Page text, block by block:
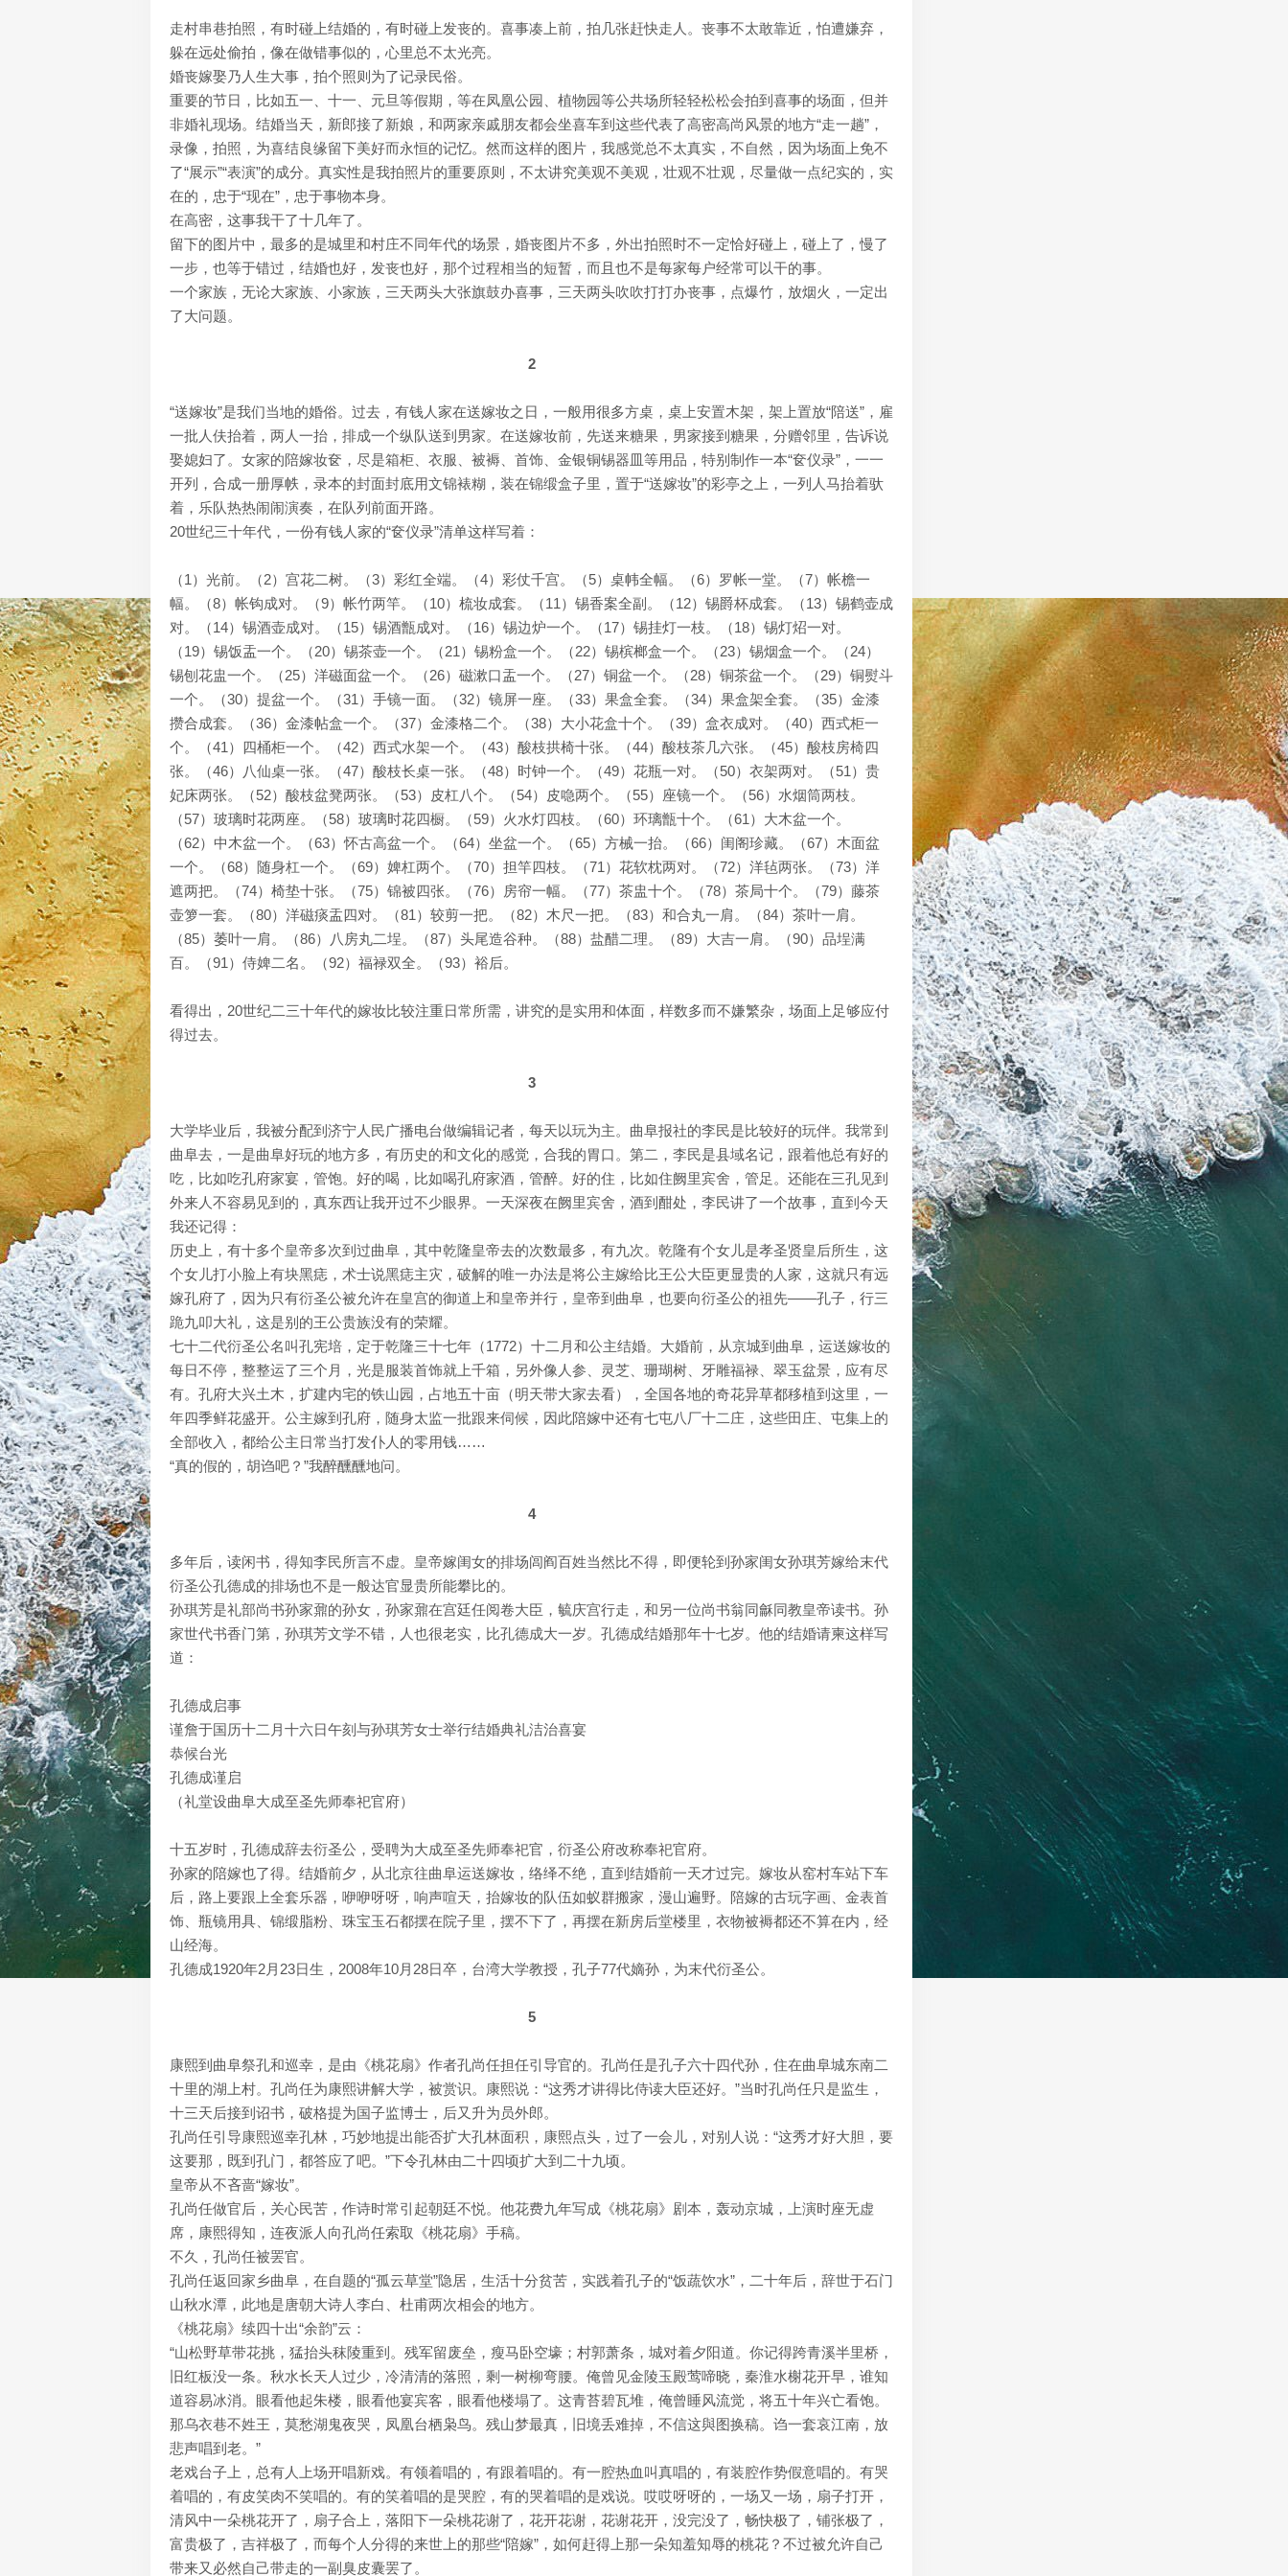
走村串巷拍照，有时碰上结婚的，有时碰上发丧的。喜事凑上前，拍几张赶快走人。丧事不太敢靠近，怕遭嫌弃，
躲在远处偷拍，像在做错事似的，心里总不太光亮。
婚丧嫁娶乃人生大事，拍个照则为了记录民俗。
重要的节日，比如五一、十一、元旦等假期，等在凤凰公园、植物园等公共场所轻轻松松会拍到喜事的场面，但并
非婚礼现场。结婚当天，新郎接了新娘，和两家亲戚朋友都会坐喜车到这些代表了高密高尚风景的地方“走一趟”，
录像，拍照，为喜结良缘留下美好而永恒的记忆。然而这样的图片，我感觉总不太真实，不自然，因为场面上免不
了“展示”“表演”的成分。真实性是我拍照片的重要原则，不太讲究美观不美观，壮观不壮观，尽量做一点纪实的，实
在的，忠于“现在”，忠于事物本身。
在高密，这事我干了十几年了。
留下的图片中，最多的是城里和村庄不同年代的场景，婚丧图片不多，外出拍照时不一定恰好碰上，碰上了，慢了
一步，也等于错过，结婚也好，发丧也好，那个过程相当的短暂，而且也不是每家每户经常可以干的事。
一个家族，无论大家族、小家族，三天两头大张旗鼓办喜事，三天两头吹吹打打办丧事，点爆竹，放烟火，一定出
了大问题。
2
“送嫁妆”是我们当地的婚俗。过去，有钱人家在送嫁妆之日，一般用很多方桌，桌上安置木架，架上置放“陪送”，雇
一批人伕抬着，两人一抬，排成一个纵队送到男家。在送嫁妆前，先送来糖果，男家接到糖果，分赠邻里，告诉说
娶媳妇了。女家的陪嫁妆奁，尽是箱柜、衣服、被褥、首饰、金银铜锡器皿等用品，特别制作一本“奁仪录”，一一
开列，合成一册厚帙，录本的封面封底用文锦裱糊，装在锦缎盒子里，置于“送嫁妆”的彩亭之上，一列人马抬着驮
着，乐队热热闹闹演奏，在队列前面开路。
20世纪三十年代，一份有钱人家的“奁仪录”清单这样写着：
（1）光前。（2）宫花二树。（3）彩红全端。（4）彩仗千宫。（5）桌帏全幅。（6）罗帐一堂。（7）帐檐一
幅。（8）帐钩成对。（9）帐竹两竿。（10）梳妆成套。（11）锡香案全副。（12）锡爵杯成套。（13）锡鹤壶成
对。（14）锡酒壶成对。（15）锡酒甑成对。（16）锡边炉一个。（17）锡挂灯一枝。（18）锡灯炤一对。
（19）锡饭盂一个。（20）锡茶壶一个。（21）锡粉盒一个。（22）锡槟榔盒一个。（23）锡烟盒一个。（24）
锡刨花盅一个。（25）洋磁面盆一个。（26）磁漱口盂一个。（27）铜盆一个。（28）铜茶盆一个。（29）铜熨斗
一个。（30）提盆一个。（31）手镜一面。（32）镜屏一座。（33）果盒全套。（34）果盒架全套。（35）金漆
攒合成套。（36）金漆帖盒一个。（37）金漆格二个。（38）大小花盒十个。（39）盒衣成对。（40）西式柜一
个。（41）四桶柜一个。（42）西式水架一个。（43）酸枝拱椅十张。（44）酸枝茶几六张。（45）酸枝房椅四
张。（46）八仙桌一张。（47）酸枝长桌一张。（48）时钟一个。（49）花瓶一对。（50）衣架两对。（51）贵
妃床两张。（52）酸枝盆凳两张。（53）皮杠八个。（54）皮喼两个。（55）座镜一个。（56）水烟筒两枝。
（57）玻璃时花两座。（58）玻璃时花四橱。（59）火水灯四枝。（60）环璃甑十个。（61）大木盆一个。
（62）中木盆一个。（63）怀古高盆一个。（64）坐盆一个。（65）方械一抬。（66）闺阁珍藏。（67）木面盆
一个。（68）随身杠一个。（69）婢杠两个。（70）担竿四枝。（71）花软枕两对。（72）洋毡两张。（73）洋
遮两把。（74）椅垫十张。（75）锦被四张。（76）房帘一幅。（77）茶盅十个。（78）茶局十个。（79）藤茶
壶箩一套。（80）洋磁痰盂四对。（81）较剪一把。（82）木尺一把。（83）和合丸一肩。（84）茶叶一肩。
（85）萎叶一肩。（86）八房丸二埕。（87）头尾造谷种。（88）盐醋二理。（89）大吉一肩。（90）品埕满
百。（91）侍婢二名。（92）福禄双全。（93）裕后。
看得出，20世纪二三十年代的嫁妆比较注重日常所需，讲究的是实用和体面，样数多而不嫌繁杂，场面上足够应付
得过去。
3
大学毕业后，我被分配到济宁人民广播电台做编辑记者，每天以玩为主。曲阜报社的李民是比较好的玩伴。我常到
曲阜去，一是曲阜好玩的地方多，有历史的和文化的感觉，合我的胃口。第二，李民是县域名记，跟着他总有好的
吃，比如吃孔府家宴，管饱。好的喝，比如喝孔府家酒，管醉。好的住，比如住阙里宾舍，管足。还能在三孔见到
外来人不容易见到的，真东西让我开过不少眼界。一天深夜在阙里宾舍，酒到酣处，李民讲了一个故事，直到今天
我还记得：
历史上，有十多个皇帝多次到过曲阜，其中乾隆皇帝去的次数最多，有九次。乾隆有个女儿是孝圣贤皇后所生，这
个女儿打小脸上有块黑痣，术士说黑痣主灾，破解的唯一办法是将公主嫁给比王公大臣更显贵的人家，这就只有远
嫁孔府了，因为只有衍圣公被允许在皇宫的御道上和皇帝并行，皇帝到曲阜，也要向衍圣公的祖先——孔子，行三
跪九叩大礼，这是别的王公贵族没有的荣耀。
七十二代衍圣公名叫孔宪培，定于乾隆三十七年（1772）十二月和公主结婚。大婚前，从京城到曲阜，运送嫁妆的
每日不停，整整运了三个月，光是服装首饰就上千箱，另外像人参、灵芝、珊瑚树、牙雕福禄、翠玉盆景，应有尽
有。孔府大兴土木，扩建内宅的铁山园，占地五十亩（明天带大家去看），全国各地的奇花异草都移植到这里，一
年四季鲜花盛开。公主嫁到孔府，随身太监一批跟来伺候，因此陪嫁中还有七屯八厂十二庄，这些田庄、屯集上的
全部收入，都给公主日常当打发仆人的零用钱……
“真的假的，胡诌吧？”我醉醺醺地问。
4
多年后，读闲书，得知李民所言不虚。皇帝嫁闺女的排场闾阎百姓当然比不得，即便轮到孙家闺女孙琪芳嫁给末代
衍圣公孔德成的排场也不是一般达官显贵所能攀比的。
孙琪芳是礼部尚书孙家鼐的孙女，孙家鼐在宫廷任阅卷大臣，毓庆宫行走，和另一位尚书翁同龢同教皇帝读书。孙
家世代书香门第，孙琪芳文学不错，人也很老实，比孔德成大一岁。孔德成结婚那年十七岁。他的结婚请柬这样写
道：
孔德成启事
谨詹于国历十二月十六日午刻与孙琪芳女士举行结婚典礼洁治喜宴
恭候台光
孔德成谨启
（礼堂设曲阜大成至圣先师奉祀官府）
十五岁时，孔德成辞去衍圣公，受聘为大成至圣先师奉祀官，衍圣公府改称奉祀官府。
孙家的陪嫁也了得。结婚前夕，从北京往曲阜运送嫁妆，络绎不绝，直到结婚前一天才过完。嫁妆从窑村车站下车
后，路上要跟上全套乐器，咿咿呀呀，响声喧天，抬嫁妆的队伍如蚁群搬家，漫山遍野。陪嫁的古玩字画、金表首
饰、瓶镜用具、锦缎脂粉、珠宝玉石都摆在院子里，摆不下了，再摆在新房后堂楼里，衣物被褥都还不算在内，经
山经海。
孔德成1920年2月23日生，2008年10月28日卒，台湾大学教授，孔子77代嫡孙，为末代衍圣公。
5
康熙到曲阜祭孔和巡幸，是由《桃花扇》作者孔尚任担任引导官的。孔尚任是孔子六十四代孙，住在曲阜城东南二
十里的湖上村。孔尚任为康熙讲解大学，被赏识。康熙说：“这秀才讲得比侍读大臣还好。”当时孔尚任只是监生，
十三天后接到诏书，破格提为国子监博士，后又升为员外郎。
孔尚任引导康熙巡幸孔林，巧妙地提出能否扩大孔林面积，康熙点头，过了一会儿，对别人说：“这秀才好大胆，要
这要那，既到孔门，都答应了吧。”下令孔林由二十四顷扩大到二十九顷。
皇帝从不吝啬“嫁妆”。
孔尚任做官后，关心民苦，作诗时常引起朝廷不悦。他花费九年写成《桃花扇》剧本，轰动京城，上演时座无虚
席，康熙得知，连夜派人向孔尚任索取《桃花扇》手稿。
不久，孔尚任被罢官。
孔尚任返回家乡曲阜，在自题的“孤云草堂”隐居，生活十分贫苦，实践着孔子的“饭蔬饮水”，二十年后，辞世于石门
山秋水潭，此地是唐朝大诗人李白、杜甫两次相会的地方。
《桃花扇》续四十出“余韵”云：
“山松野草带花挑，猛抬头秣陵重到。残军留废垒，瘦马卧空壕；村郭萧条，城对着夕阳道。你记得跨青溪半里桥，
旧红板没一条。秋水长天人过少，冷清清的落照，剩一树柳弯腰。俺曾见金陵玉殿莺啼晓，秦淮水榭花开早，谁知
道容易冰消。眼看他起朱楼，眼看他宴宾客，眼看他楼塌了。这青苔碧瓦堆，俺曾睡风流觉，将五十年兴亡看饱。
那乌衣巷不姓王，莫愁湖鬼夜哭，凤凰台栖枭鸟。残山梦最真，旧境丢难掉，不信这與图换稿。诌一套哀江南，放
悲声唱到老。”
老戏台子上，总有人上场开唱新戏。有领着唱的，有跟着唱的。有一腔热血叫真唱的，有装腔作势假意唱的。有哭
着唱的，有皮笑肉不笑唱的。有的笑着唱的是哭腔，有的哭着唱的是戏说。哎哎呀呀的，一场又一场，扇子打开，
清风中一朵桃花开了，扇子合上，落阳下一朵桃花谢了，花开花谢，花谢花开，没完没了，畅快极了，铺张极了，
富贵极了，吉祥极了，而每个人分得的来世上的那些“陪嫁”，如何赶得上那一朵知羞知辱的桃花？不过被允许自己
带来又必然自己带走的一副臭皮囊罢了。